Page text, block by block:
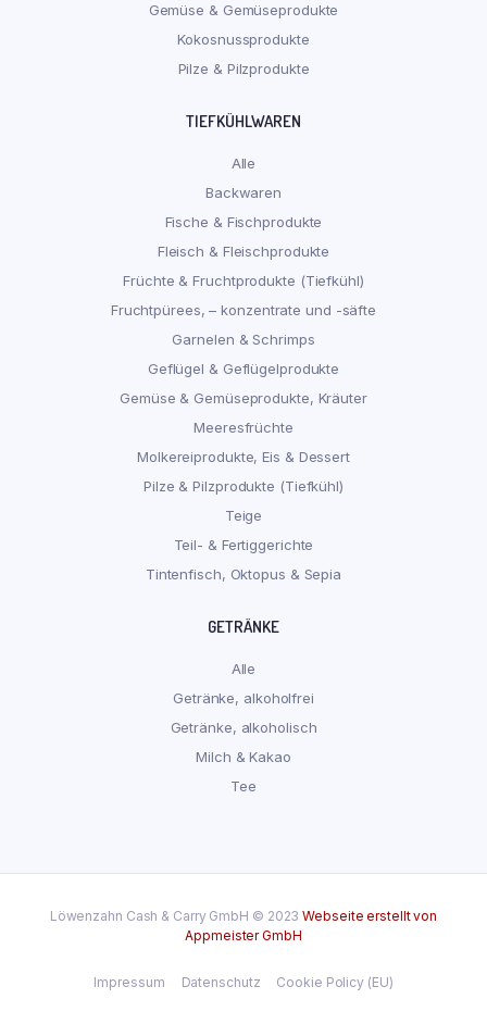
Gemüse & Gemüseprodukte
Kokosnussprodukte
Pilze & Pilzprodukte
TIEFKÜHLWAREN
Alle
Backwaren
Fische & Fischprodukte
Fleisch & Fleischprodukte
Früchte & Fruchtprodukte (Tiefkühl)
Fruchtpürees, – konzentrate und -säfte
Garnelen & Schrimps
Geflügel & Geflügelprodukte
Gemüse & Gemüseprodukte, Kräuter
Meeresfrüchte
Molkereiprodukte, Eis & Dessert
Pilze & Pilzprodukte (Tiefkühl)
Teige
Teil- & Fertiggerichte
Tintenfisch, Oktopus & Sepia
GETRÄNKE
Alle
Getränke, alkoholfrei
Getränke, alkoholisch
Milch & Kakao
Tee
Löwenzahn Cash & Carry GmbH © 2023Webseite erstellt von
Appmeister GmbH
Impressum Datenschutz Cookie Policy (EU)